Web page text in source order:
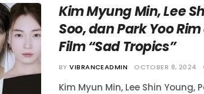
Kim Myung Min, Lee
Soo, dan Park Yoo
Film “Sad Tropics”
BY VIBRANCEADMIN OCTOBER 8, 2024
Kim Myun Min, Lee Shin Young,